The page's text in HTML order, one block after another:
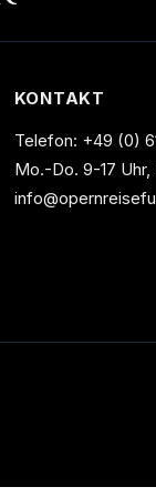
KONTAKT
Telefon: +49 (0)
Mo.-Do. 9-17 Uhr,